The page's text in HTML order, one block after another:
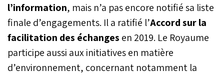
l’information, mais n’a pas encore notifié sa liste
finale d’engagements. Il a ratifié l’Accord sur la
facilitation des échanges en 2019. Le Royaume
participe aussi aux initiatives en matière
d’environnement, concernant notamment la